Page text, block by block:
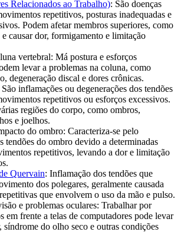
Relacionados ao Trabalho): São doenças
repetitivos, posturas inadequadas e
Podem afetar membros superiores, como
e causar dor, formigamento e limitação
vertebral: Má postura e esforços
levar a problemas na coluna, como
degeneração discal e dores crônicas.
inflamações ou degenerações dos tendões
repetitivos ou esforços excessivos.
regiões do corpo, como ombros,
e joelhos.
do ombro: Caracteriza-se pelo
tendões do ombro devido a determinadas
repetitivos, levando a dor e limitação
Quervain: Inflamação dos tendões que
dos polegares, geralmente causada
que envolvem o uso da mão e pulso.
e problemas oculares: Trabalhar por
em frente a telas de computadores pode levar
síndrome do olho seco e outras condições